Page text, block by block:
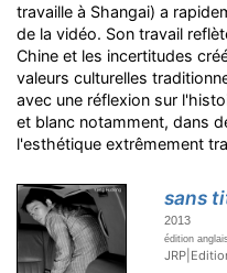
travaille à Shangai) a
de la vidéo. Son travail
Chine et les incertitudes
valeurs culturelles
avec une réflexion sur
et blanc notamment, dans
l'esthétique extrêmement
sans
2013
édition